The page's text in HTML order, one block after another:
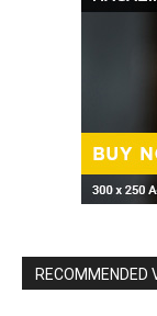
RECOMMENDED